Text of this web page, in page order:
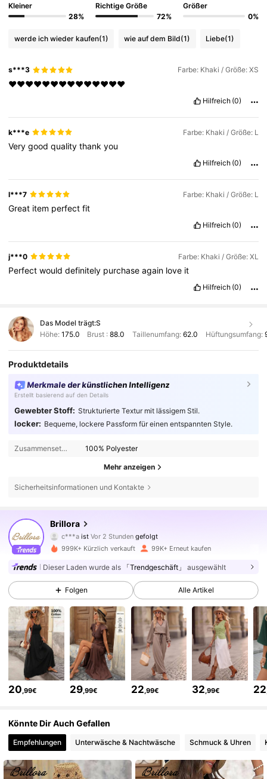
Kleiner
28%
Richtige Größe
72%
Größer
0%
werde ich wieder kaufen(1) wie auf dem Bild(1) Liebe(1)
s***3 Farbe: Khaki / Größe: XS
❤️❤️❤️❤️❤️❤️❤️❤️❤️❤️❤️❤️❤️❤️
Hilfreich (0)
k***e Farbe: Khaki / Größe: L
Verygoodqualitythankyou
Hilfreich (0)
l***7 Farbe: Khaki / Größe: L
Great item perfectfit
Hilfreich (0)
j***0 Farbe: Khaki / Größe: XL
Perfectwoulddefinitely purchaseagain love it
Hilfreich (0)
Das Model trägt:S
Höhe: 175.0 Brust :88.0 Taillenumfang: 62.0 Hüftungsumfang:
Produktdetails
Merkmale der künstlichen Intelligenz
Erstellt basierend auf den Details
Gewebter Stoff: Strukturierte Textur mit lässigem Stil.
locker: Bequeme, lockere Passform für einen entspannten Style.
Zusammensetzung: 100% Polyester
Mehr anzeigen
Sicherheitsinformationen und Kontakte
Brillora
c***aist
n***iist am Durchsuchen
4,66
94K Follower
4,66 94K Follower
94K Follower
4,66 94K Follower
4,66 94K Follower
999K+ Kürzlich verkauft 99K+ Erneut kaufen
Dieser Laden wurde als 「Trendgeschäft」 ausgewählt
Folgen Alle Artikel
20,99€ 29,99€ 22,99€ 32,99€ 22
Könnte Dir Auch Gefallen
Empfehlungen Unterwäsche & Nachtwäsche Schmuck & Uhren